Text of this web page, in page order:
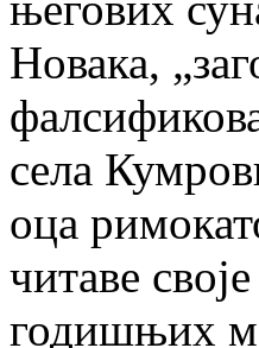
Новака,
села
оца
читаве
годишњих